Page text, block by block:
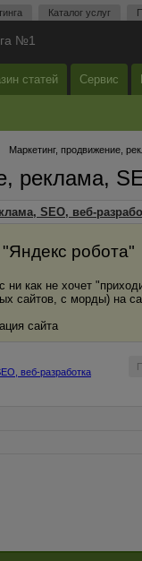
Каталог услуг
№1
статей Сервис
Маркетинг, продвижение,
реклама,
SEO, веб-
"Яндекс робота"
как не хочет
сайтов, с морды) на
сайта
веб-разработка